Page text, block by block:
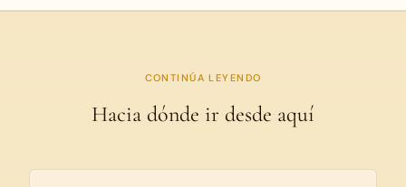
CONTINÚA LEYENDO
Hacia dónde ir desde aquí